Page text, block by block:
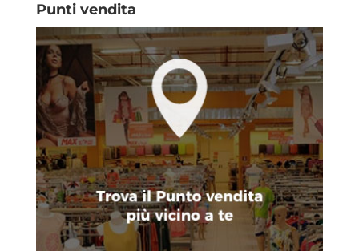
Punti vendita